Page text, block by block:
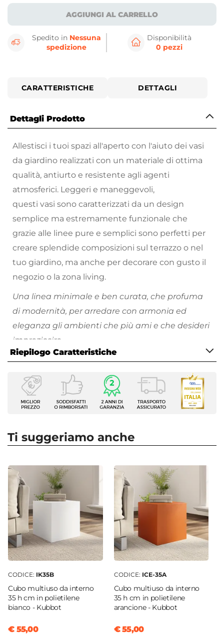
AGGIUNGI AL CARRELLO
Spedito in Nessuna
spedizione
Disponibilità
0 pezzi
CARATTERISTICHE DETTAGLI
Dettagli Prodotto
Allestisci i tuoi spazi all'aperto con l'aiuto dei vasi
da giardino realizzati con un materiale di ottima
qualità, antiurto e resistente agli agenti
atmosferici. Leggeri e maneggevoli,
questi vasi sono caratterizzati da un design
semplice ma estremamente funzionale che
grazie alle linee pure e semplici sono perfetti per
creare splendide composizioni sul terrazzo o nel
tuo giardino, ma anche per decorare con gusto il
negozio o la zona living.
Una linea minimale e ben curata, che profuma
di modernità, per arredare con armonia ed
eleganza gli ambienti che più ami e che desideri
impreziosire.
Scopri tutti i vasi da giardino disponibili e divertiti
a riempire i tuoi spazi all'aperto di piante e fiori
colorati!
Riepilogo Caratteristiche
Caratteristiche
Tipologia
Vaso
Dimensioni
Altezza
71 cm
Colore
Ocra
Materiale
Polietilene
Installazione
Ti suggeriamo anche
CODICE: IK35B
Cubo multiuso da interno
35 h cm in polietilene
bianco - Kubbot
€ 55,00
CODICE: ICE-35A
Cubo multiuso da interno
35 h cm in polietilene
arancione - Kubbot
€ 55,00